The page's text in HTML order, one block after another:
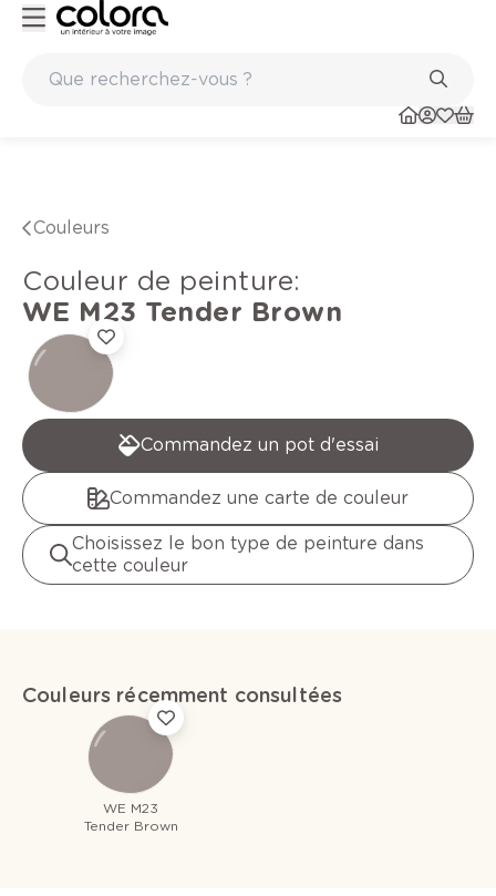
Couleurs
Couleur de peinture:
WE M23 Tender Brown
Commandez un pot d'essai
Commandez une carte de couleur
Choisissez le bon type de peinture dans
cette couleur
Couleurs récemment consultées
WE M23
Tender Brown